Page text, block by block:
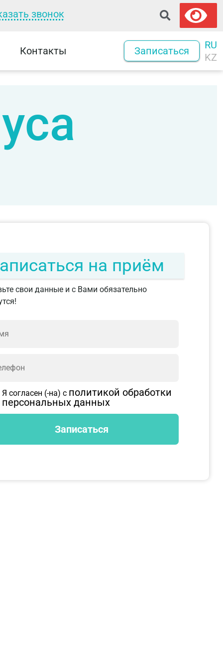
звонок
Контакты Записаться
RU
KZ
на приём
свои данные и с Вами обязательно
Я согласен (-на) с политикой обработки
персональных данных